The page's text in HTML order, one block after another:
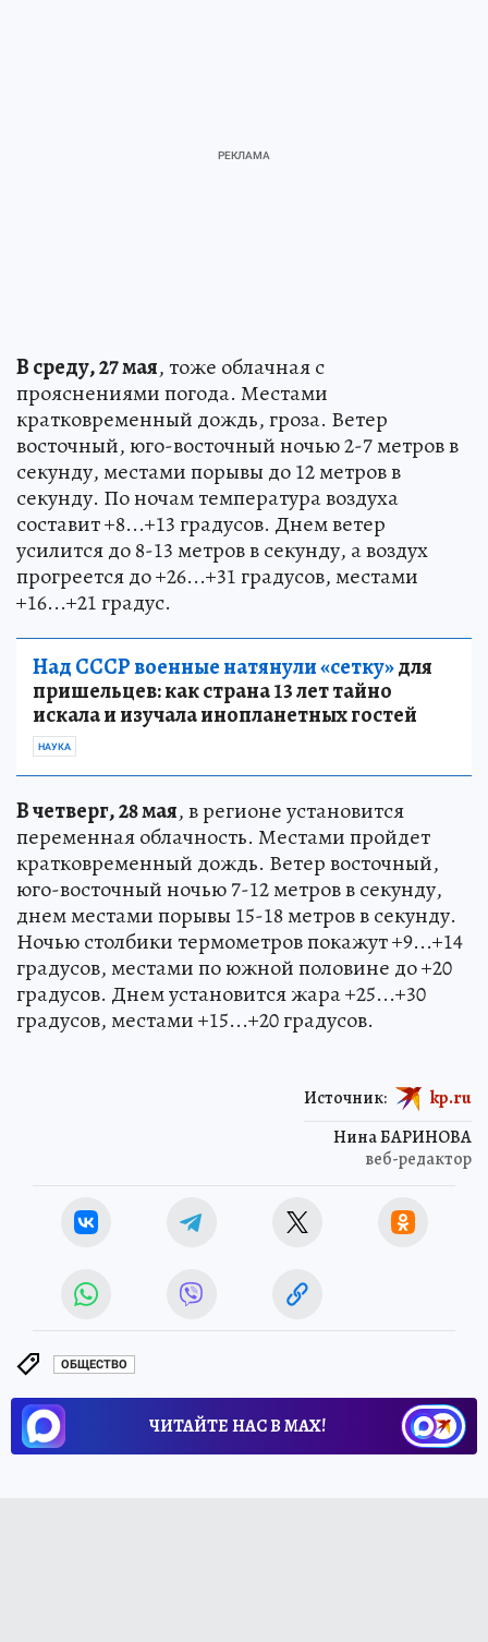
В среду, 27 мая, тоже облачная с
прояснениями погода. Местами
кратковременный дождь, гроза. Ветер
восточный, юго-восточный ночью 2-7 метров в
секунду, местами порывы до 12 метров в
секунду. По ночам температура воздуха
составит +8...+13 градусов. Днем ветер
усилится до 8-13 метров в секунду, а воздух
прогреется до +26...+31 градусов, местами
+16...+21 градус.
Над СССР военные натянули «сетку»для
пришельцев: как страна 13 лет тайно
искала и изучала инопланетных гостей
НАУКА
В четверг, 28 мая, в регионе установится
переменная облачность. Местами пройдет
кратковременный дождь. Ветер восточный,
юго-восточный ночью 7-12 метров в секунду,
днем местами порывы 15-18 метров в секунду.
Ночью столбики термометров покажут +9...+14
градусов, местами по южной половине до +20
градусов. Днем установится жара +25...+30
градусов, местами +15...+20 градусов.
Нина БАРИНОВА
веб-редактор
Источник: kp.ru
ОБЩЕСТВО
ЧИТАЙТЕ НАС В МАХ!